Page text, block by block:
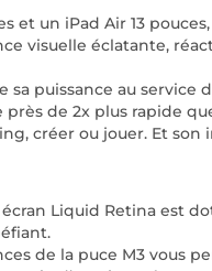
et un iPad Air 13
visuelle éclatante,
sa puissance au
de 2x plus rapide
créer ou jouer. Et
écran Liquid Retina est
de la puce M3 vous